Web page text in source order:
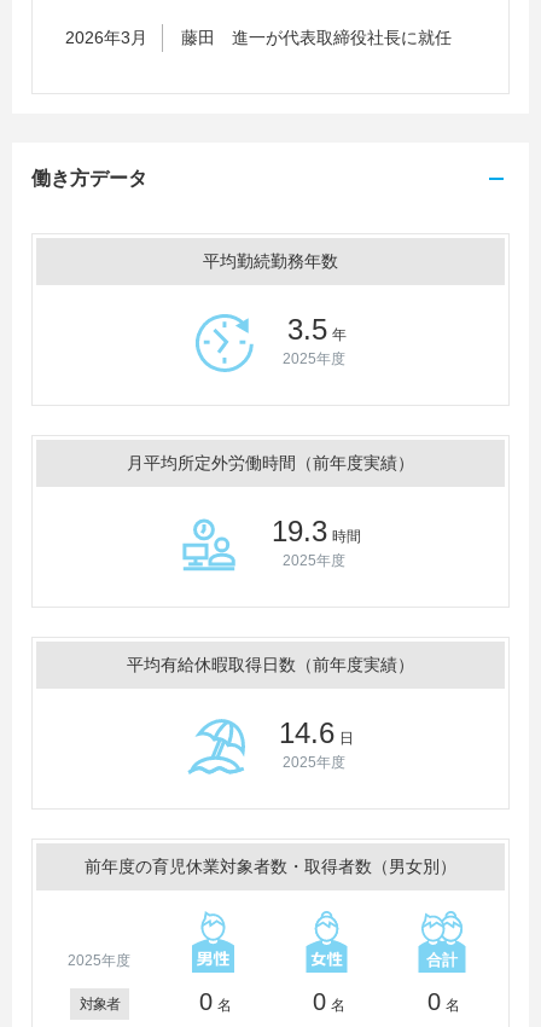
2026年3月 藤田 進一が代表取締役社長に就任
働き方データ
平均勤続勤務年数
3.5 年
2025年度
月平均所定外労働時間（前年度実績）
19.3 時間
2025年度
平均有給休暇取得日数（前年度実績）
14.6 日
2025年度
前年度の育児休業対象者数・取得者数（男女別）
2025年度
対象者 0 名 0 名 0 名